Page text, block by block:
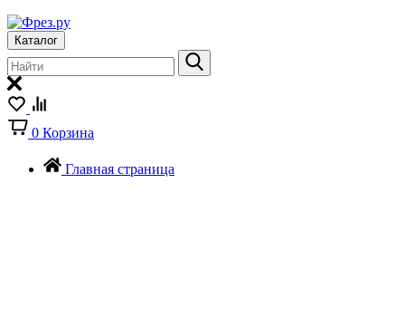
Каталог
0 Корзина
Главная страница